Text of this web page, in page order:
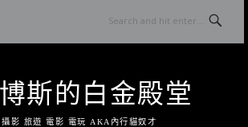
斯的白金殿堂
攝影 旅遊 電影 電玩 AKA內行貓奴才